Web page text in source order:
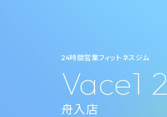
24時間営業フィットネスジム
Vace1
舟入店